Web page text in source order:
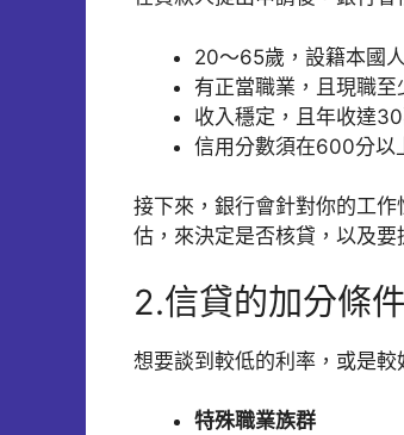
20～65歲，設籍本國
有正當職業，且現職至
收入穩定，且年收達30
信用分數須在600分以
接下來，銀行會針對你的工
估，來決定是否核貸，以及要
2.信貸的加分條件
想要談到較低的利率，或是較
特殊職業族群